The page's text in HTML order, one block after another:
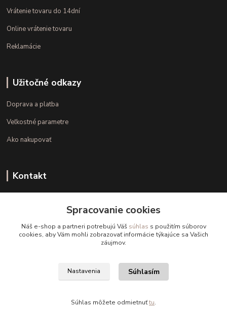
Vrátenie tovaru do 14dní
Online vrátenie tovaru
Reklamácie
Užitočné odkazy
Doprava a platba
Veľkostné parametre
Ako nakupovať
Kontakt
(Po.-Pi. 10.00 - 15.00)
info@kvalitnaBielizen.sk
Copyright © kvalitnabielizen.sk
Spracovanie cookies
Náš e-shop a partneri potrebujú Váš súhlas s použitím súborov
cookies, aby Vám mohli zobrazovať informácie týkajúce sa Vašich
záujmov.
Nastavenia Súhlasím
Súhlas môžete odmietnuťtu.